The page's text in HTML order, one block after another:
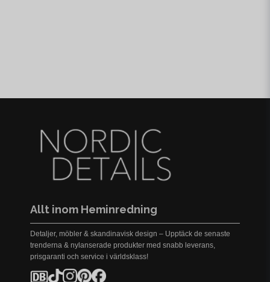
Allt inom Heminredning
Detaljer, möbler & skandinavisk design – Upptäck de senaste
trenderna & nylanserade produkter med snabb leverans,
prisgaranti och service i världsklass!